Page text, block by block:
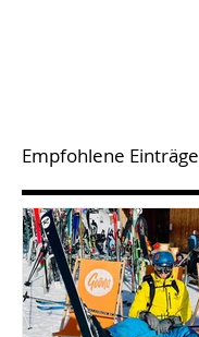
Empfohlene Einträge